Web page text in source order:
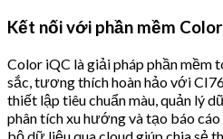
Kết nối với phần mềm
Color iQC là giải pháp phần mềm
sắc, tương thích hoàn hảo với
thiết lập tiêu chuẩn màu, quản lý
phân tích xu hướng và tạo báo